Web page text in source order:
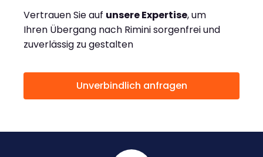
Vertrauen Sie auf unsere Expertise, um
Ihren Übergang nach Rimini sorgenfrei und
zuverlässig zu gestalten
Unverbindlich anfragen